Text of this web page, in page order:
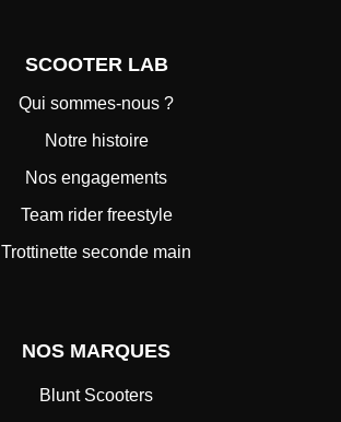
SCOOTER LAB
Qui sommes-nous ?
Notre histoire
Nos engagements
Team rider freestyle
Trottinette seconde main
NOS MARQUES
Blunt Scooters